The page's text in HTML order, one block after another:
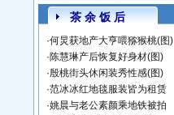
茶 余 饭 后
·何炅获地产大亨喂猕猴桃(图)
·陈慧琳产后恢复好身材(图)
·殷桃街头休闲装秀性感(图)
·范冰冰红地毯服装皆为租赁
·姚晨与老公素颜乘地铁被拍